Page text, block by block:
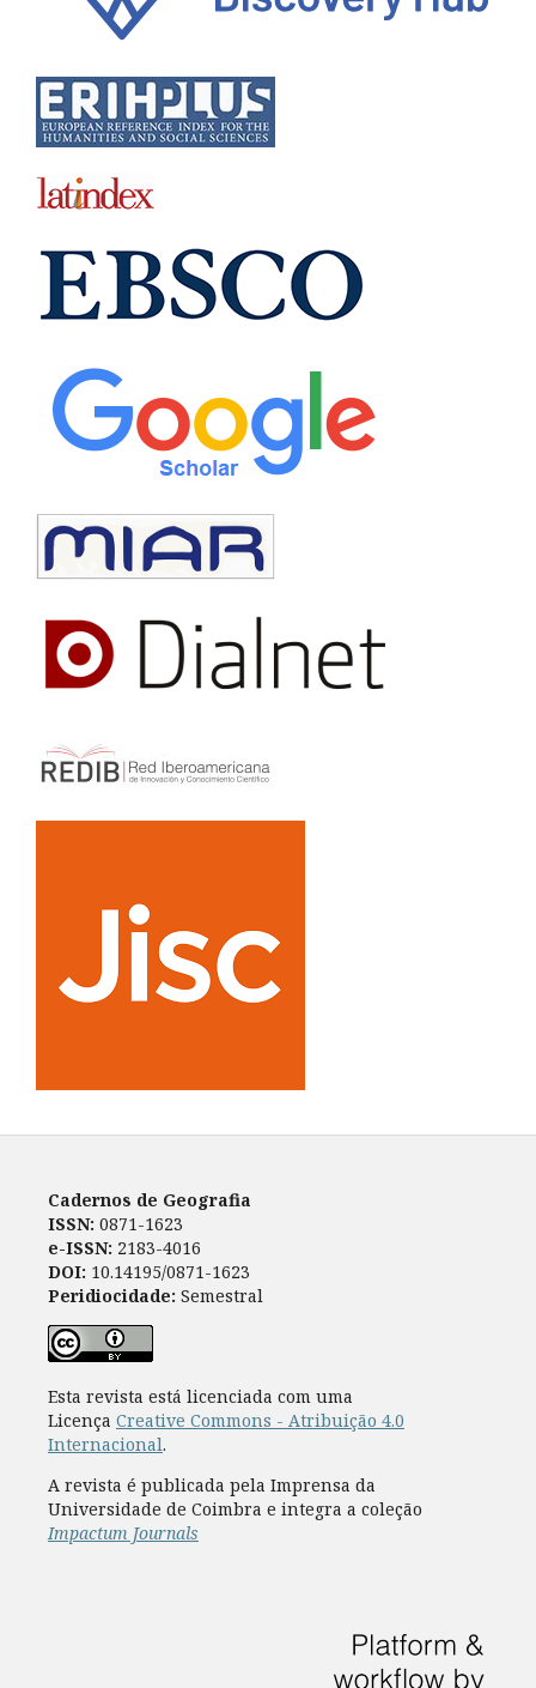
Cadernos de Geografia
ISSN: 0871-1623
e-ISSN: 2183-4016
DOI: 10.14195/0871-1623
Peridiocidade: Semestral
Esta revista está licenciada com uma
Licença Creative Commons - Atribuição 4.0
Internacional.
A revista é publicada pela Imprensa da
Universidade de Coimbra e integra a coleção
Impactum Journals